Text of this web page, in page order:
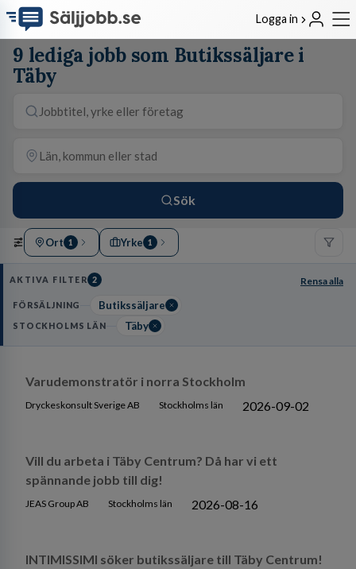
Logga in
9 lediga jobb som Butikssäljare i
Täby
Sök
Ort 1 Yrke 1
AKTIVA FILTER 2 Rensa alla
FÖRSÄLJNING Butikssäljare
STOCKHOLMS LÄN Täby
Varudemonstratör i norra Stockholm
Dryckeskonsult Sverige AB Stockholms län 2026-09-02
Vill du arbeta i Täby Centrum? Då har vi ett
spännande jobb till dig!
JEAS Group AB Stockholms län 2026-08-16
INTIMISSIMI söker butikssäljare till Täby Centrum!